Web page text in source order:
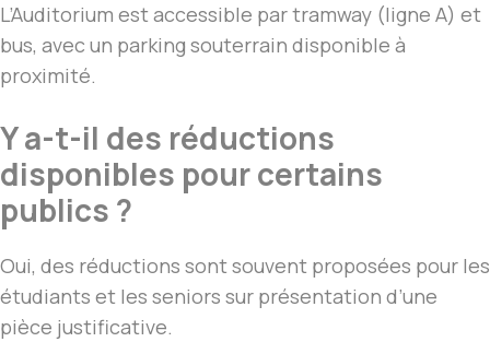
L’Auditorium est accessible par tramway (ligne A) et
bus, avec un parking souterrain disponible à
proximité.
Y a-t-il des réductions
disponibles pour certains
publics ?
Oui, des réductions sont souvent proposées pour les
étudiants et les seniors sur présentation d’une
pièce justificative.